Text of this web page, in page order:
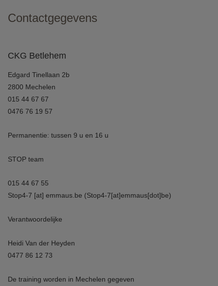
Contactgegevens
CKG Betlehem
Edgard Tinellaan 2b
2800 Mechelen
015 44 67 67
0476 76 19 57
Permanentie: tussen 9 u en 16 u
STOP team
015 44 67 55
Stop4-7 [at] emmaus.be (Stop4-7[at]emmaus[dot]be)
Verantwoordelijke
Heidi Van der Heyden
0477 86 12 73
De training worden in Mechelen gegeven